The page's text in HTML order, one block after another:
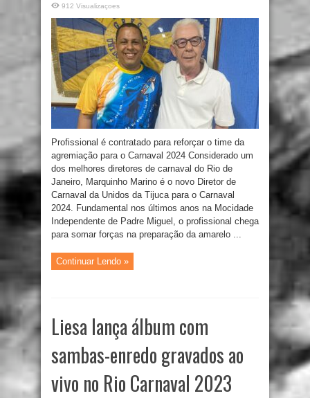
912 Visualizaçoes
Profissional é contratado para reforçar o time da
agremiação para o Carnaval 2024 Considerado um
dos melhores diretores de carnaval do Rio de
Janeiro, Marquinho Marino é o novo Diretor de
Carnaval da Unidos da Tijuca para o Carnaval
2024. Fundamental nos últimos anos na Mocidade
Independente de Padre Miguel, o profissional chega
para somar forças na preparação da amarelo ...
Continuar Lendo »
Liesa lança álbum com
sambas-enredo gravados ao
vivo no Rio Carnaval 2023